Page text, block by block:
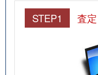
STEP1 査